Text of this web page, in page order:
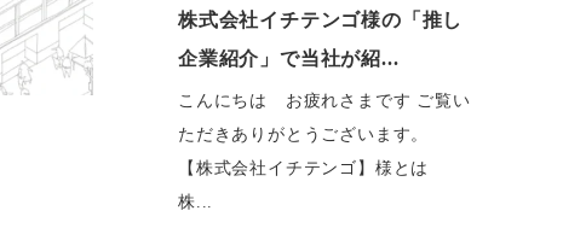
株式会社イチテンゴ様の「推し
企業紹介」で当社が紹...
こんにちは お疲れさまです ご覧い
ただきありがとうございます。
【株式会社イチテンゴ】様とは
株...